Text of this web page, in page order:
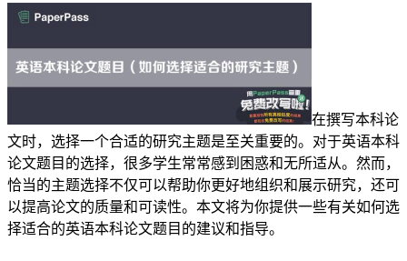
在撰写本科论
文时，选择一个合适的研究主题是至关重要的。对于英语本科
论文题目的选择，很多学生常常感到困惑和无所适从。然而，
恰当的主题选择不仅可以帮助你更好地组织和展示研究，还可
以提高论文的质量和可读性。本文将为你提供一些有关如何选
择适合的英语本科论文题目的建议和指导。